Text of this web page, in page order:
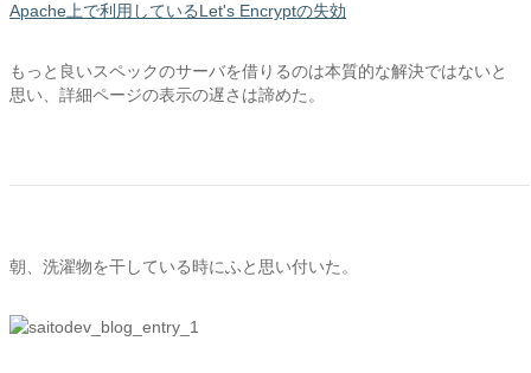
Apache上で利用しているLet's Encryptの失効
もっと良いスペックのサーバを借りるのは本質的な解決ではないと
思い、詳細ページの表示の遅さは諦めた。
朝、洗濯物を干している時にふと思い付いた。